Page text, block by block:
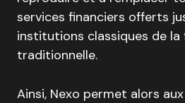
services financiers offerts
institutions classiques de la
traditionnelle.
Ainsi, Nexo permet alors